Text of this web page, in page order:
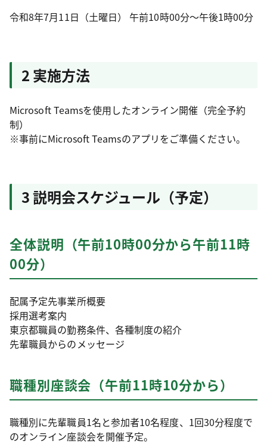
令和8年7月11日（土曜日） 午前10時00分～午後1時00分
2 実施方法
Microsoft Teamsを使用したオンライン開催（完全予約
制）
※事前にMicrosoft Teamsのアプリをご準備ください。
3 説明会スケジュール（予定）
全体説明（午前10時00分から午前11時
00分）
配属予定先事業所概要
採用選考案内
東京都職員の勤務条件、各種制度の紹介
先輩職員からのメッセージ
職種別座談会（午前11時10分から）
職種別に先輩職員1名と参加者10名程度、1回30分程度で
のオンライン座談会を開催予定。